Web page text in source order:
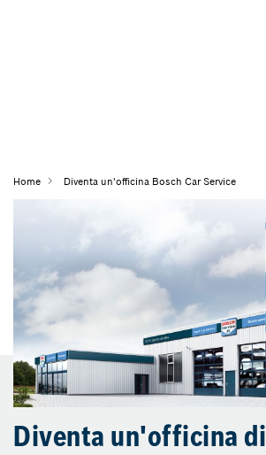
Home Diventa un'officina Bosch Car Service
Diventa un'officina di